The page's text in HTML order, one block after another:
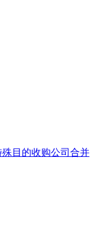
殊目的收购公司合并